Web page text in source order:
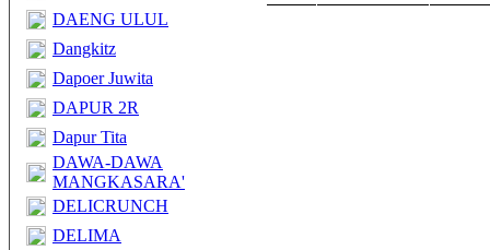
DAENG ULUL
Dangkitz
Dapoer Juwita
DAPUR 2R
Dapur Tita
DAWA-DAWA
MANGKASARA'
DELICRUNCH
DELIMA